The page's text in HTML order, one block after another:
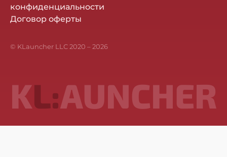
конфиденциальности
Договор оферты
© KLauncher LLC 2020 –2026
KL:AUNCHER